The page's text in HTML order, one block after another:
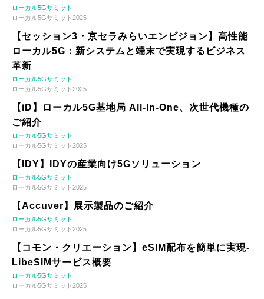
ローカル5Gサミット
ローカル5Gサミット2025
【セッション3・京セラみらいエンビジョン】高性能
ローカル5G：新システムと端末で実現するビジネス
革新
ローカル5Gサミット
ローカル5Gサミット2025
【iD】ローカル5G基地局 All-In-One、次世代機種の
ご紹介
ローカル5Gサミット
ローカル5Gサミット2025
【IDY】IDYの産業向け5Gソリューション
ローカル5Gサミット
ローカル5Gサミット2025
【Accuver】展示製品のご紹介
ローカル5Gサミット
ローカル5Gサミット2025
【コモン・クリエーション】eSIM配布を簡単に実現-
LibeSIMサービス概要
ローカル5Gサミット
ローカル5Gサミット2025